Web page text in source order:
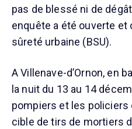
pas de blessé ni de
enquête a été ouverte et
sûreté urbaine (BSU).
A Villenave-d’Ornon, en
la nuit du 13 au 14
pompiers et les policiers
cible de tirs de mortiers